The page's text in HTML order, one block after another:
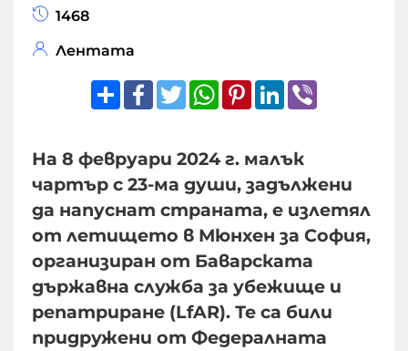
1468
Лентата
ShareFacebook
TwitterWhatsApp
Pinterest
LinkedIn
На 8 февруари 2024 г. малък
чартър с 23-ма души, задължени
да напуснат страната, е излетял
от летището в Мюнхен за София,
организиран от Баварската
държавна служба за убежище и
репатриране (LfAR). Те са били
придружени от Федералната